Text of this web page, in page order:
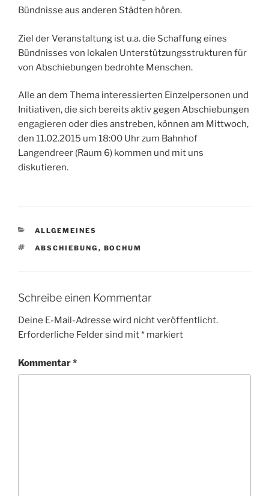
Bündnisse aus anderen Städten hören.
Ziel der Veranstaltung ist u.a. die Schaffung eines
Bündnisses von lokalen Unterstützungsstrukturen für
von Abschiebungen bedrohte Menschen.
Alle an dem Thema interessierten Einzelpersonen und
Initiativen, die sich bereits aktiv gegen Abschiebungen
engagieren oder dies anstreben, können am Mittwoch,
den 11.02.2015 um 18:00 Uhr zum Bahnhof
Langendreer (Raum 6) kommen und mit uns
diskutieren.
KATEGORIEN
ALLGEMEINES
SCHLAGWÖRTER
ABSCHIEBUNG , BOCHUM
Schreibe einen Kommentar
Deine E-Mail-Adresse wird nicht veröffentlicht.
Erforderliche Felder sind mit* markiert
Kommentar*